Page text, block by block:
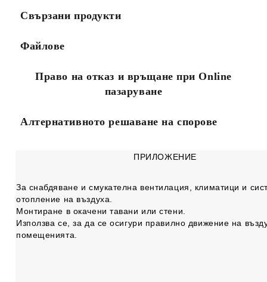
Свързани продукти
Файлове
Право на отказ и връщане при Online
пазаруване
Алтернативното решаване на спорове
ПРИЛОЖЕНИЕ
За снабдяване и смукателна вентилация, климатици и
отопление на въздуха.
Монтиране в окачени тавани или стени.
Използва се, за да се осигури правилно движение на
помещенията.